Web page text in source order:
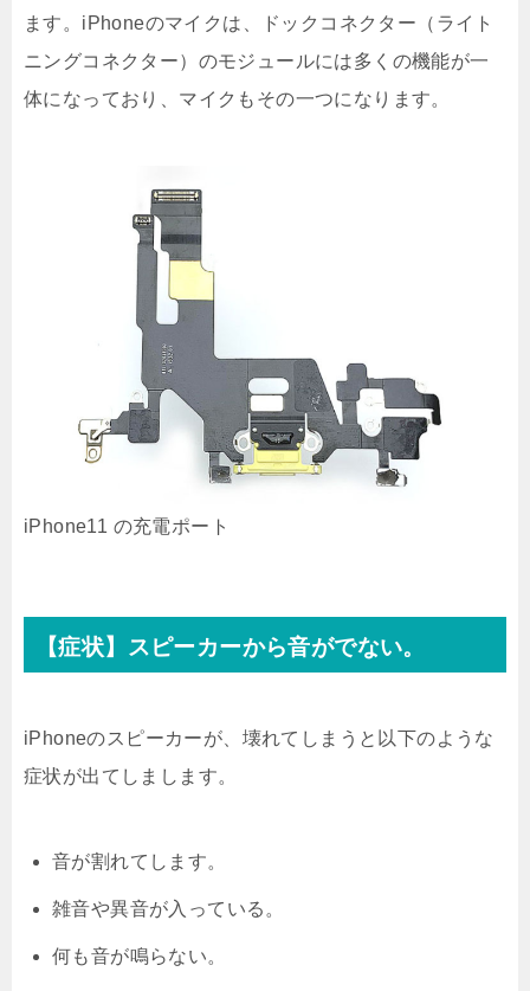
ます。iPhoneのマイクは、ドックコネクター（ライト
ニングコネクター）のモジュールには多くの機能が一
体になっており、マイクもその一つになります。
iPhone11 の充電ポート
【症状】スピーカーから音がでない。
iPhoneのスピーカーが、壊れてしまうと以下のような
症状が出てしまします。
音が割れてします。
雑音や異音が入っている。
何も音が鳴らない。